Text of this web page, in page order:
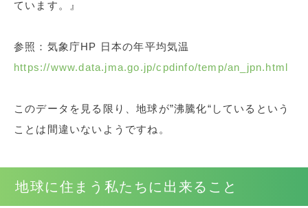
ています。』
参照：気象庁HP 日本の年平均気温
https://www.data.jma.go.jp/cpdinfo/temp/an_jpn.html
このデータを見る限り、地球が”沸騰化“しているという
ことは間違いないようですね。
地球に住まう私たちに出来ること